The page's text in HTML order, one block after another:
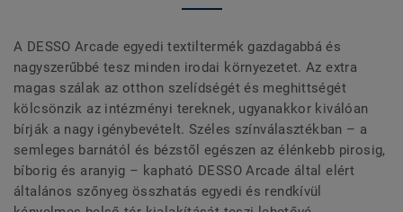
A DESSO Arcade egyedi textiltermék gazdagabbá és
nagyszerűbbé tesz minden irodai környezetet. Az extra
magas szálak az otthon szelídségét és meghittségét
kölcsönzik az intézményi tereknek, ugyanakkor kiválóan
bírják a nagy igénybevételt. Széles színválasztékban – a
semleges barnától és bézstől egészen az élénkebb pirosig,
bíborig és aranyig – kapható DESSO Arcade által elért
általános szőnyeg összhatás egyedi és rendkívül